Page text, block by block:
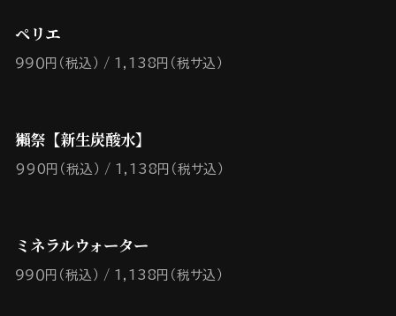
ペリエ
９９０円（税込） 1,138円（税サ込）
獺祭【新生炭酸水】
990円（税込） 1,138円（税サ込）
ミネラルウォーター
９９０円（税込） 1,138円（税サ込）